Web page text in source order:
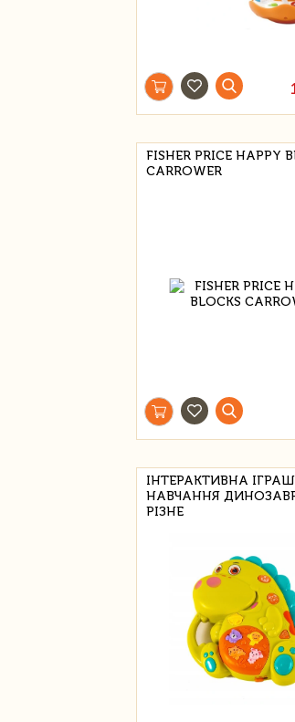
FISHER PRICE HAPPY
CARROWER
ІНТЕРАКТИВНА
НАВЧАННЯ
РІЗНЕ